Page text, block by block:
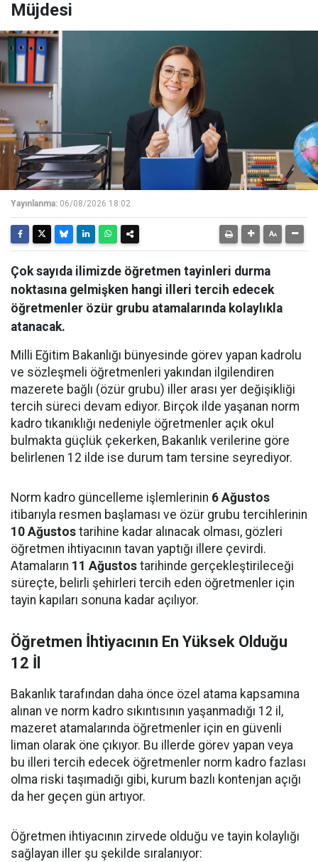
Müjdesi
Yayınlanma: 06/08/2026 18:02
Çok sayıda ilimizde öğretmen tayinleri durma
noktasına gelmişken hangi illeri tercih edecek
öğretmenler özür grubu atamalarında kolaylıkla
atanacak.
Milli Eğitim Bakanlığı bünyesinde görev yapan kadrolu
ve sözleşmeli öğretmenleri yakından ilgilendiren
mazerete bağlı (özür grubu) iller arası yer değişikliği
tercih süreci devam ediyor. Birçok ilde yaşanan norm
kadro tıkanıklığı nedeniyle öğretmenler açık okul
bulmakta güçlük çekerken, Bakanlık verilerine göre
belirlenen 12 ilde ise durum tam tersine seyrediyor.
Norm kadro güncelleme işlemlerinin 6 Ağustos
itibarıyla resmen başlaması ve özür grubu tercihlerinin
10 Ağustos tarihine kadar alınacak olması, gözleri
öğretmen ihtiyacının tavan yaptığı illere çevirdi.
Atamaların 11 Ağustos tarihinde gerçekleştirileceği
süreçte, belirli şehirleri tercih eden öğretmenler için
tayin kapıları sonuna kadar açılıyor.
Öğretmen İhtiyacının En Yüksek Olduğu
12 İl
Bakanlık tarafından daha önce özel atama kapsamına
alınan ve norm kadro sıkıntısının yaşanmadığı 12 il,
mazeret atamalarında öğretmenler için en güvenli
liman olarak öne çıkıyor. Bu illerde görev yapan veya
bu illeri tercih edecek öğretmenler norm kadro fazlası
olma riski taşımadığı gibi, kurum bazlı kontenjan açığı
da her geçen gün artıyor.
Öğretmen ihtiyacının zirvede olduğu ve tayin kolaylığı
sağlayan iller şu şekilde sıralanıyor: